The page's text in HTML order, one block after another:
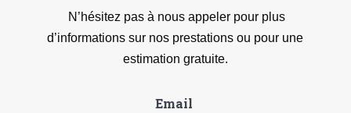
N’hésitez pas à nous appeler pour plus
d’informations sur nos prestations ou pour une
estimation gratuite.
Email